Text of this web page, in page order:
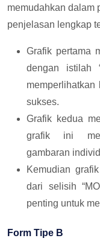
memudahkan dalam
penjelasan lengkap
Grafik pertama
dengan istilah
memperlihatkan
sukses.
Grafik kedua
grafik ini
gambaran
Kemudian
dari selisih
penting untuk
Form Tipe B